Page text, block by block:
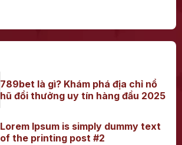
789bet là gì? Khám phá địa chỉ nổ
hũ đổi thưởng uy tín hàng đầu 2025
Lorem Ipsum is simply dummy text
of the printing post #2